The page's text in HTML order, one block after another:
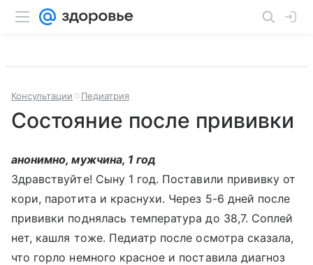
Консультации Педиатрия
Состояние после прививки
анонимно, мужчина, 1 год
Здравствуйте! Сыну 1 год. Поставили прививку от
кори, паротита и краснухи. Через 5-6 дней после
прививки поднялась температура до 38,7. Соплей
нет, кашля тоже. Педиатр после осмотра сказала,
что горло немного красное и поставила диагноз